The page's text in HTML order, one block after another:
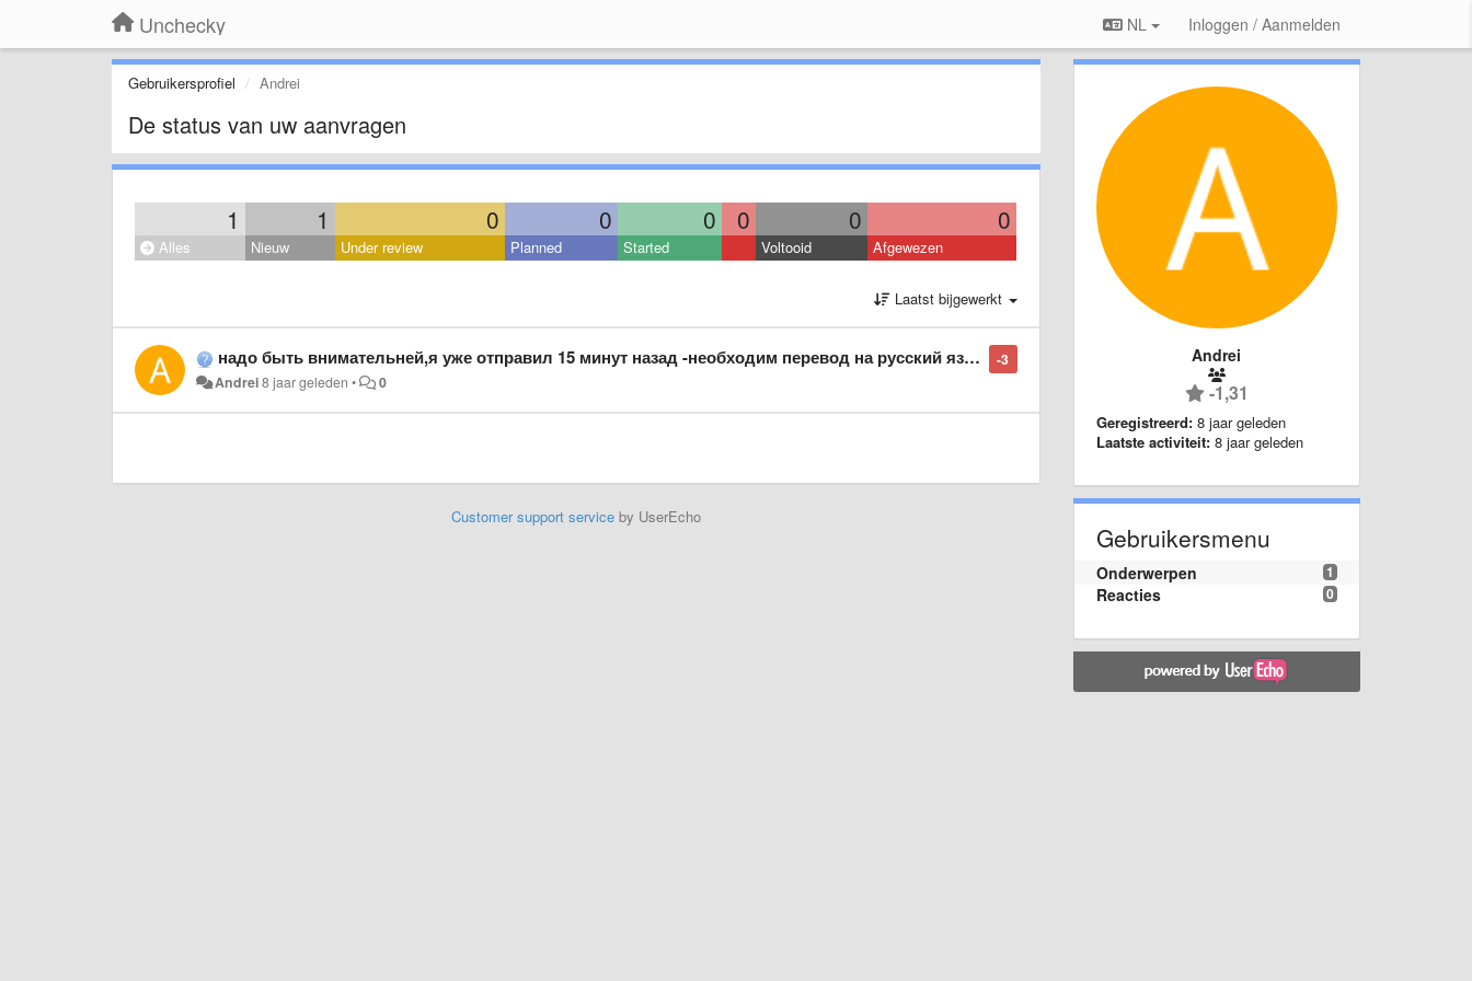
Unchecky NL Inloggen / Aanmelden
Gebruikersprofiel Andrei
De status van uw aanvragen
1 1 0 0 0 0 0 0
Alles Nieuw Under review Planned Started Voltooid Afgewezen
Laatst bijgewerkt
-3
надо быть внимательней,я уже отправил 15 минут назад -необходим перевод на русский язык
Andrei8 jaar geleden • 0
Customer support serviceby UserEcho
Andrei
-1,31
Geregistreerd: 8 jaar geleden
Laatste activiteit: 8 jaar geleden
Gebruikersmenu
1
Onderwerpen
0
Reacties